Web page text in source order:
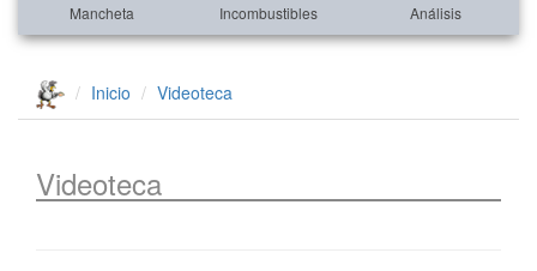
Mancheta Incombustibles Análisis
Inicio Videoteca
Videoteca